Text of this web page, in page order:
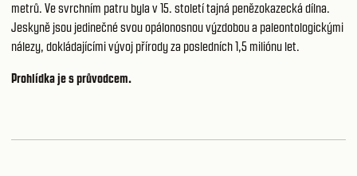
metrů. Ve svrchním patru byla v 15. století tajná penězokazecká dílna.
Jeskyně jsou jedinečné svou opálonosnou výzdobou a paleontologickými
nálezy, dokládajícími vývoj přírody za posledních 1,5 miliónu let.
Prohlídka je s průvodcem.